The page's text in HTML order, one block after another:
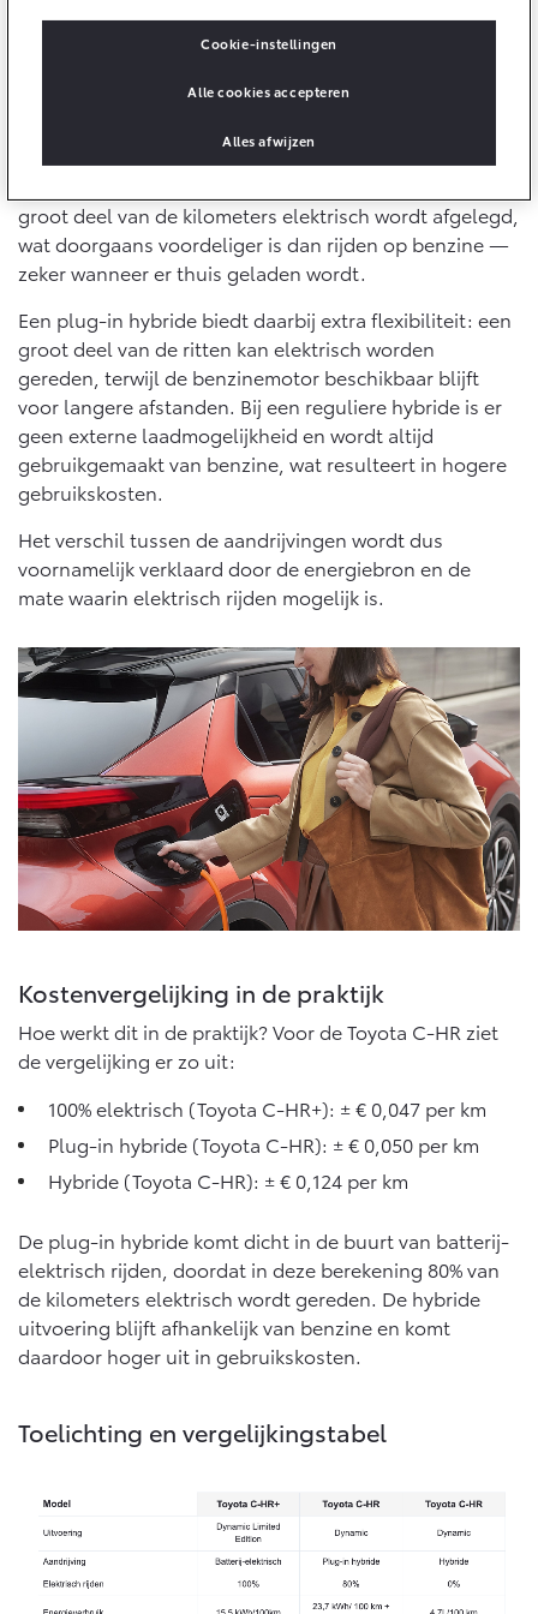
Vanaf € 39.995,-
Toyota C-HR
HYBRIDE
Vanaf € 36.495,-
Toyota C-HR+
BATTERIJ-ELEKTRISCH
RAV4
PLUG-IN HYBRIDE
bZ4X
Vanaf € 39.995,-
bZ4X Touring
Vanaf € 48.995,-
Mirai
WATERSTOF-ELEKTRISCH
Vanaf € 76.695,-
Proace City (excl. BTW)
OOK ALS BATTERIJ-
ELEKTRISCH
Proace (excl. BTW)
OOK ALS BATTERIJ-
Vanaf € 37.500,-
BATTERIJ-ELEKTRISCH
Vanaf € 55.950,-
Proace Max (excl. BTW)
Hilux (excl. BTW)
Toyota fabrieksgarantie
Accessoires
Banden
Connected
Connected Services
MyToyota login
MyToyota App
Abonnementen
Multimedia
Connected check
Navigatie updates
Laadpas
Toyota Autoverzekering
Toyota Hybride Autoverzekering
Bedrijfswagens op maat
Verzekeren
Kosten per kilometer
De kosten worden vooral bepaald door het energie- of
Batterij-elektrisch en plug-in hybride rijden liggen
groot deel van de kilometers elektrisch wordt afgelegd,
wat doorgaans voordeliger is dan rijden op benzine —
zeker wanneer er thuis geladen wordt.
Een plug-in hybride biedt daarbij extra flexibiliteit: een
groot deel van de ritten kan elektrisch worden
gereden, terwijl de benzinemotor beschikbaar blijft
voor langere afstanden. Bij een reguliere hybride is er
geen externe laadmogelijkheid en wordt altijd
gebruikgemaakt van benzine, wat resulteert in hogere
gebruikskosten.
Het verschil tussen de aandrijvingen wordt dus
voornamelijk verklaard door de energiebron en de
mate waarin elektrisch rijden mogelijk is.
Kostenvergelijking in de praktijk
Hoe werkt dit in de praktijk? Voor de Toyota C-HR ziet
de vergelijking er zo uit:
100% elektrisch (Toyota C-HR+): ± € 0,047 per km
Plug-in hybride (Toyota C-HR): ± € 0,050 per km
Hybride (Toyota C-HR): ± € 0,124 per km
De plug-in hybride komt dicht in de buurt van batterij-
elektrisch rijden, doordat in deze berekening 80% van
de kilometers elektrisch wordt gereden. De hybride
uitvoering blijft afhankelijk van benzine en komt
daardoor hoger uit in gebruikskosten.
Toelichting en vergelijkingstabel
Cookie-instellingen
Alles afwijzen
Alle cookies accepteren